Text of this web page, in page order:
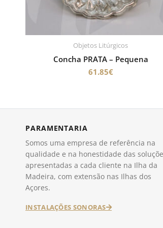
Objetos Litúrgicos
Concha PRATA – Pequena
61.85€
PARAMENTARIA
Somos uma empresa de referência na
qualidade e na honestidade das
apresentadas a cada cliente na Ilha da
Madeira, com extensão nas Ilhas dos
Açores.
INSTALAÇÕES SONORAS